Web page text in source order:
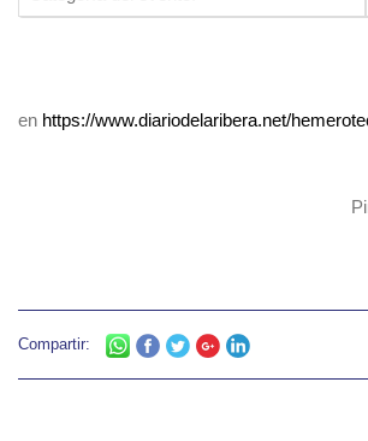
en https://www.diariodelaribera.net/
Compartir: